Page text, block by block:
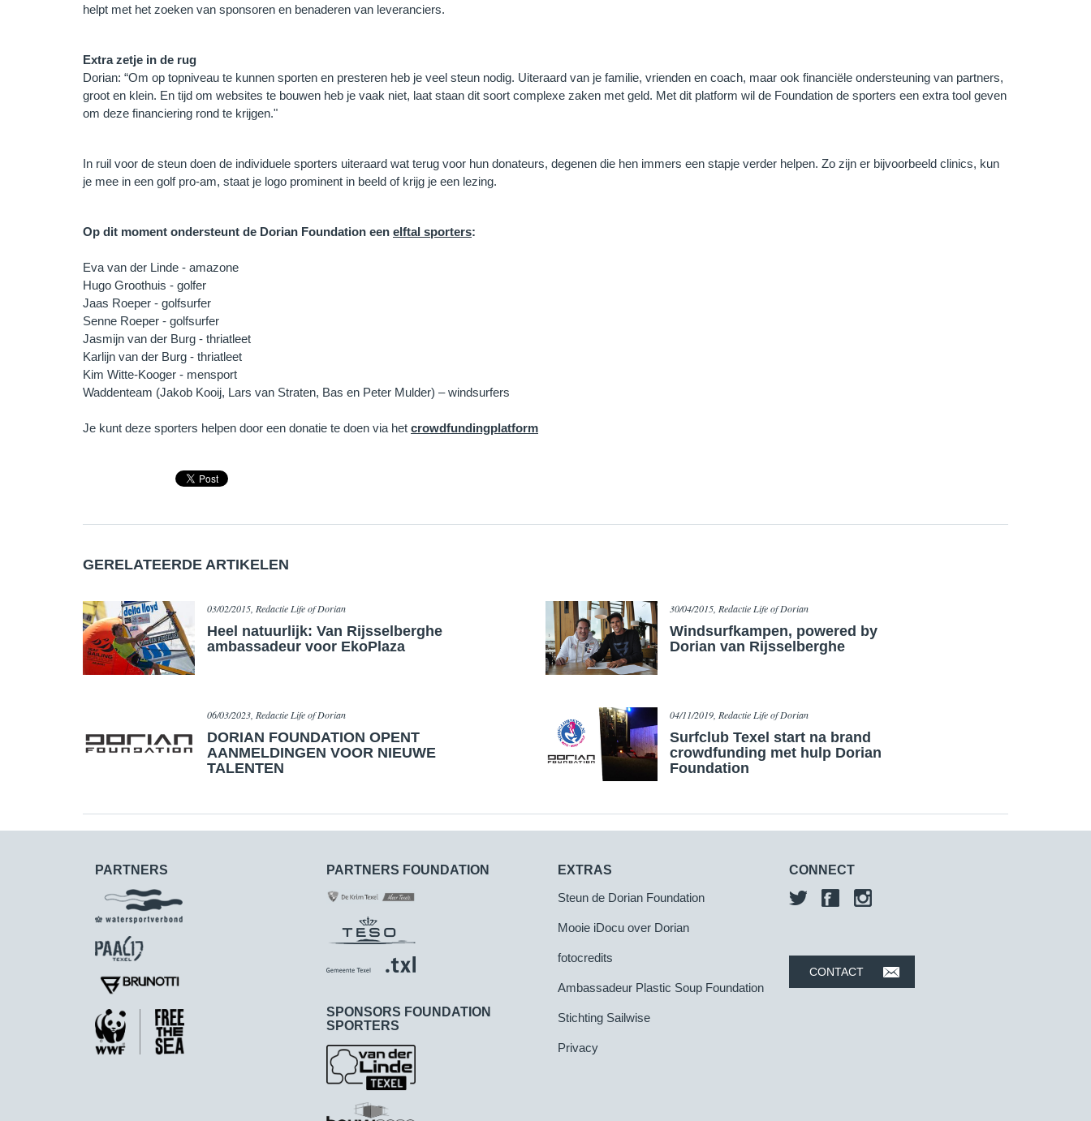
helpt met het zoeken van sponsoren en benaderen van leveranciers.
Extra zetje in de rug
Dorian: “Om op topniveau te kunnen sporten en presteren heb je veel steun nodig. Uiteraard van je familie, vrienden en coach, maar ook financiële ondersteuning van partners,
groot en klein. En tijd om websites te bouwen heb je vaak niet, laat staan dit soort complexe zaken met geld. Met dit platform wil de Foundation de sporters een extra tool geven
om deze financiering rond te krijgen."
In ruil voor de steun doen de individuele sporters uiteraard wat terug voor hun donateurs, degenen die hen immers een stapje verder helpen. Zo zijn er bijvoorbeeld clinics, kun
je mee in een golf pro-am, staat je logo prominent in beeld of krijg je een lezing.
Op dit moment ondersteunt de Dorian Foundation een elftal sporters:
Eva van der Linde - amazone
Hugo Groothuis - golfer
Jaas Roeper - golfsurfer
Senne Roeper - golfsurfer
Jasmijn van der Burg - thriatleet
Karlijn van der Burg - thriatleet
Kim Witte-Kooger - mensport
Waddenteam (Jakob Kooij, Lars van Straten, Bas en Peter Mulder) – windsurfers
Je kunt deze sporters helpen door een donatie te doen via het crowdfundingplatform
GERELATEERDE ARTIKELEN
03/02/2015, Redactie Life of Dorian
Heel natuurlijk: Van Rijsselberghe
ambassadeur voor EkoPlaza
30/04/2015, Redactie Life of Dorian
Windsurfkampen, powered by
Dorian van Rijsselberghe
06/03/2023, Redactie Life of Dorian
DORIAN FOUNDATION OPENT
AANMELDINGEN VOOR NIEUWE
TALENTEN
04/11/2019, Redactie Life of Dorian
Surfclub Texel start na brand
crowdfunding met hulp Dorian
Foundation
PARTNERS PARTNERS FOUNDATION
SPONSORS FOUNDATION
SPORTERS
EXTRAS
Steun de Dorian Foundation
Mooie iDocu over Dorian
fotocredits
Ambassadeur Plastic Soup Foundation
Stichting Sailwise
Privacy
CONNECT
CONTACT